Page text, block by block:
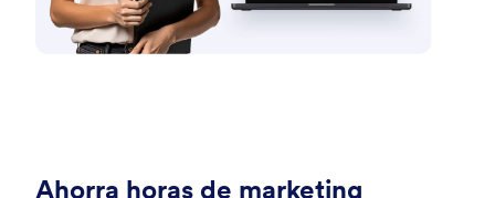
Ahorra horas de marketing